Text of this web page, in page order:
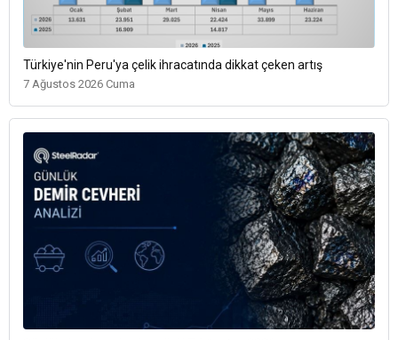
Türkiye'nin Peru'ya çelik ihracatında dikkat çeken artış
7 Ağustos 2026 Cuma